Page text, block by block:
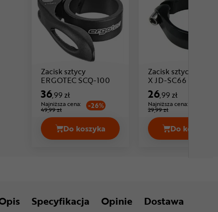
Zacisk sztycy
ERGOTEC SCQ-100Cena: 36 ,99 zł
36,99 zł
Najniższa cena:
49,99 zł -26%
Do koszyka
Zacisk sztycy ERGOTEC SCQ-100
Zacisk sztycy
X JD-SC66Cena: 26
26,99 zł
Najniższa cena:
29,99 zł
Do koszyka
Zacisk
Specyfikacja Opinie Dostawa